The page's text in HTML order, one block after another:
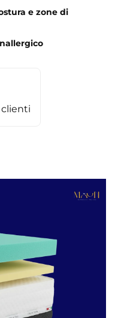
e zone di
clienti